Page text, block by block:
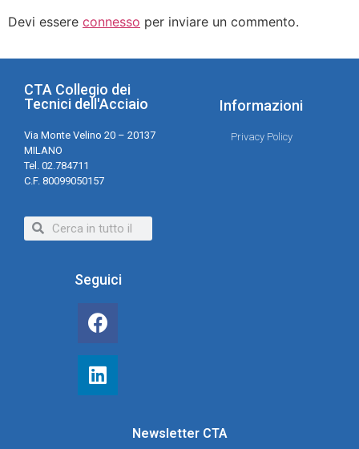
Devi essere connesso per inviare un commento.
CTA Collegio dei
Tecnici dell'Acciaio
Via Monte Velino 20 – 20137
MILANO
Tel. 02.784711
C.F. 80099050157
Informazioni
Privacy Policy
Seguici
Newsletter CTA